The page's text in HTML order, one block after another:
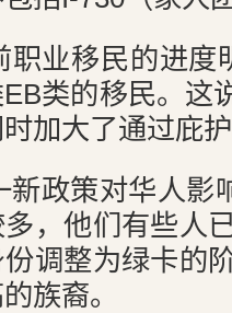
职业移民的进度
类的移民。这
加大了通过庇
新政策对华人影
，他们有些人
调整为绿卡的
族裔。